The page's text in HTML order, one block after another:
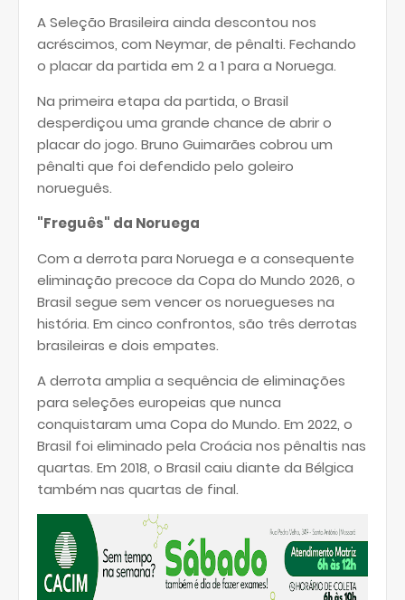
A Seleção Brasileira ainda descontou nos
acréscimos, com Neymar, de pênalti. Fechando
o placar da partida em 2 a 1 para a Noruega.
Na primeira etapa da partida, o Brasil
desperdiçou uma grande chance de abrir o
placar do jogo. Bruno Guimarães cobrou um
pênalti que foi defendido pelo goleiro
norueguês.
"Freguês" da Noruega
Com a derrota para Noruega e a consequente
eliminação precoce da Copa do Mundo 2026, o
Brasil segue sem vencer os noruegueses na
história. Em cinco confrontos, são três derrotas
brasileiras e dois empates.
A derrota amplia a sequência de eliminações
para seleções europeias que nunca
conquistaram uma Copa do Mundo. Em 2022, o
Brasil foi eliminado pela Croácia nos pênaltis nas
quartas. Em 2018, o Brasil caiu diante da Bélgica
também nas quartas de final.